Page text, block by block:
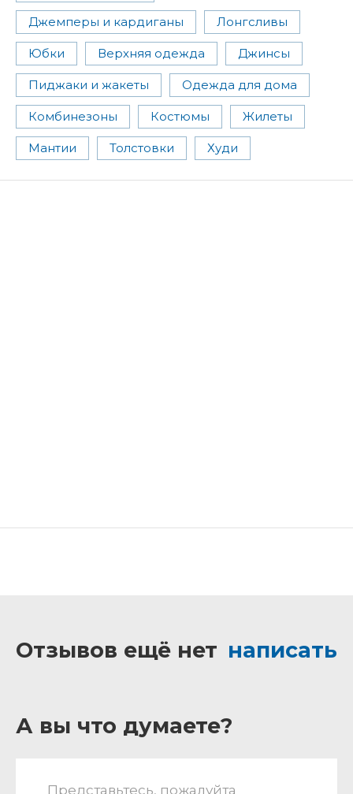
Джемперы и кардиганы Лонгсливы
Юбки Верхняя одежда Джинсы
Пиджаки и жакеты Одежда для дома
Комбинезоны Костюмы Жилеты
Мантии Толстовки Худи
Отзывов ещё нет написать
А вы что думаете?